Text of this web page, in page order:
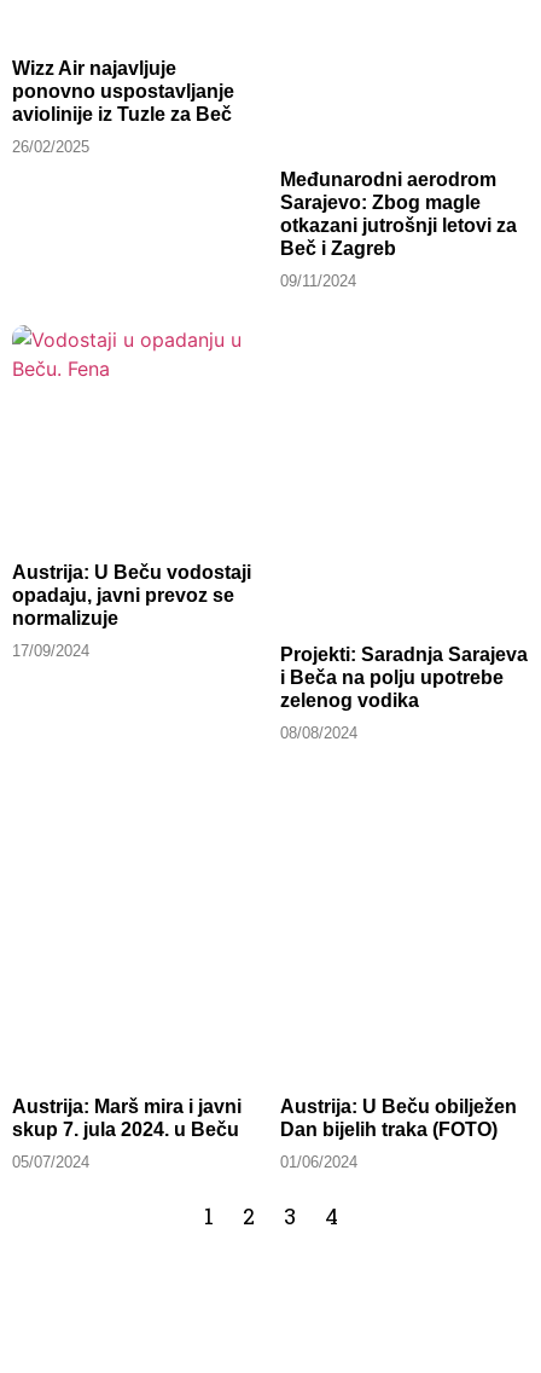
Wizz Air najavljuje
ponovno uspostavljanje
aviolinije iz Tuzle za Beč
26/02/2025
Međunarodni aerodrom
Sarajevo: Zbog magle
otkazani jutrošnji letovi za
Beč i Zagreb
09/11/2024
Austrija: U Beču vodostaji
opadaju, javni prevoz se
normalizuje
17/09/2024
Projekti: Saradnja Sarajeva
i Beča na polju upotrebe
zelenog vodika
08/08/2024
Austrija: Marš mira i javni
skup 7. jula 2024. u Beču
05/07/2024
Austrija: U Beču obilježen
Dan bijelih traka (FOTO)
01/06/2024
1 2 3 4